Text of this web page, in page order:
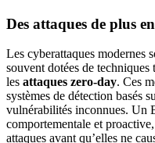
Des attaques de plus
Les cyberattaques modernes
souvent dotées de techniques
les attaques zero-day. Ces
systèmes de détection basés
vulnérabilités inconnues. Un
comportementale et
attaques avant qu’elles ne